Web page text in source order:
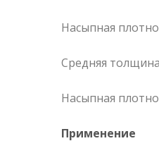
Насыпная
Средняя
Насыпная
Применение